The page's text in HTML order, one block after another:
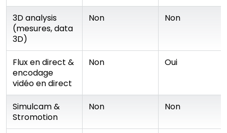
3D analysis
(mesures, data
3D)
Non Non
Flux en direct &
encodage
vidéo en direct
Non Oui
Simulcam &
Stromotion
Non Non